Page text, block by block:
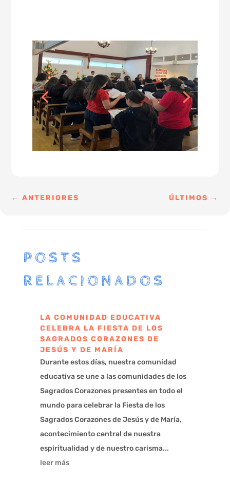
←ANTERIORES ÚLTIMOS →
POSTS
RELACIONADOS
LA COMUNIDAD EDUCATIVA
CELEBRA LA FIESTA DE LOS
SAGRADOS CORAZONES DE
JESÚS Y DE MARÍA
Durante estos días, nuestra comunidad
educativa se une a las comunidades de los
Sagrados Corazones presentes en todo el
mundo para celebrar la Fiesta de los
Sagrados Corazones de Jesús y de María,
acontecimiento central de nuestra
espiritualidad y de nuestro carisma...
leer más